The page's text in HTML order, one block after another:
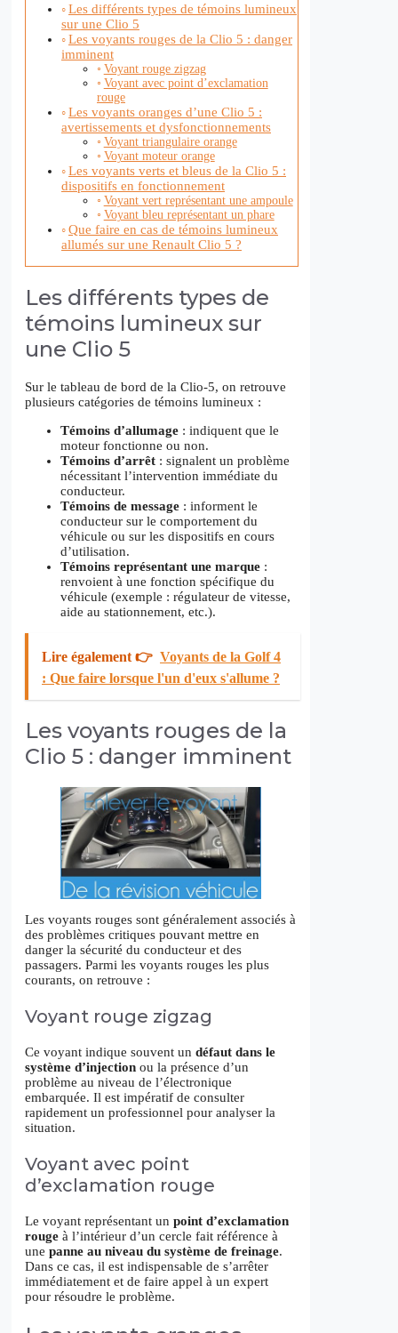
Les différents types de témoins lumineux
sur une Clio 5
Les voyants rouges de la Clio 5 : danger
imminent
Voyant rouge zigzag
Voyant avec point d’exclamation
rouge
Les voyants oranges d’une Clio 5 :
avertissements et dysfonctionnements
Voyant triangulaire orange
Voyant moteur orange
Les voyants verts et bleus de la Clio 5 :
dispositifs en fonctionnement
Voyant vert représentant une ampoule
Voyant bleu représentant un phare
Que faire en cas de témoins lumineux
allumés sur une Renault Clio 5 ?
Les différents types de
témoins lumineux sur
une Clio 5
Sur le tableau de bord de la Clio-5, on retrouve
plusieurs catégories de témoins lumineux :
Témoins d’allumage : indiquent que le
moteur fonctionne ou non.
Témoins d’arrêt : signalent un problème
nécessitant l’intervention immédiate du
conducteur.
Témoins de message : informent le
conducteur sur le comportement du
véhicule ou sur les dispositifs en cours
d’utilisation.
Témoins représentant une marque :
renvoient à une fonction spécifique du
véhicule (exemple : régulateur de vitesse,
aide au stationnement, etc.).
Lire également 👉 Voyants de la Golf 4
: Que faire lorsque l'un d'eux s'allume ?
Les voyants rouges de la
Clio 5 : danger imminent
Les voyants rouges sont généralement associés à
des problèmes critiques pouvant mettre en
danger la sécurité du conducteur et des
passagers. Parmi les voyants rouges les plus
courants, on retrouve :
Voyant rouge zigzag
Ce voyant indique souvent un défaut dans le
système d’injection ou la présence d’un
problème au niveau de l’électronique
embarquée. Il est impératif de consulter
rapidement un professionnel pour analyser la
situation.
Voyant avec point
d’exclamation rouge
Le voyant représentant un point d’exclamation
rouge à l’intérieur d’un cercle fait référence à
une panne au niveau du système de freinage.
Dans ce cas, il est indispensable de s’arrêter
immédiatement et de faire appel à un expert
pour résoudre le problème.